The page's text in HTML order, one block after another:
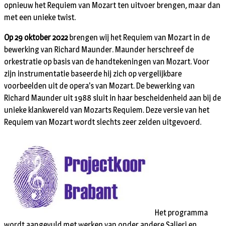
opnieuw het Requiem van Mozart ten uitvoer brengen, maar dan
met een unieke twist.
Op 29 oktober 2022brengen wij het Requiem van Mozart in de
bewerking van Richard Maunder. Maunder herschreef de
orkestratie op basis van de handtekeningen van Mozart. Voor
zijn instrumentatie baseerde hij zich op vergelijkbare
voorbeelden uit de opera’s van Mozart. De bewerking van
Richard Maunder uit 1988 sluit in haar bescheidenheid aan bij de
unieke klankwereld van Mozarts Requiem. Deze versie van het
Requiem van Mozart wordt slechts zeer zelden uitgevoerd.
Het programma